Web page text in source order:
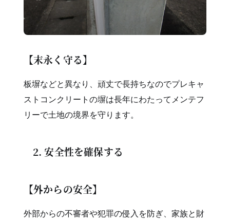
【末永く守る】
板塀などと異なり、頑丈で長持ちなのでプレキャ
ストコンクリートの塀は長年にわたってメンテフ
リーで土地の境界を守ります。
2. 安全性を確保する
【外からの安全】
外部からの不審者や犯罪の侵入を防ぎ、家族と財